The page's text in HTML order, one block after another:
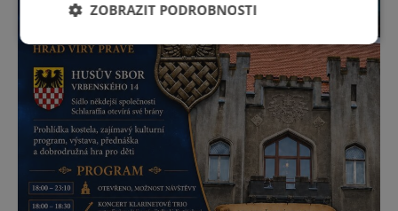
ZOBRAZIT PODROBNOSTI